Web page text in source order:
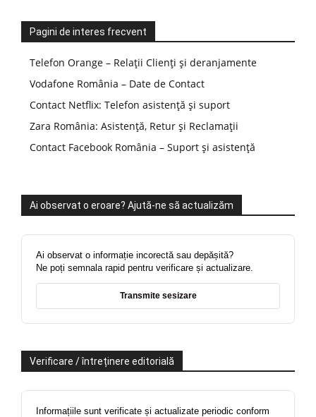
Pagini de interes frecvent
Telefon Orange – Relații Clienți și deranjamente
Vodafone România – Date de Contact
Contact Netflix: Telefon asistență și suport
Zara România: Asistență, Retur și Reclamații
Contact Facebook România – Suport și asistență
Ai observat o eroare? Ajută-ne să actualizăm
Ai observat o informație incorectă sau depășită?
Ne poți semnala rapid pentru verificare și actualizare.
Transmite sesizare
Verificare / întreținere editorială
Informațiile sunt verificate și actualizate periodic conform